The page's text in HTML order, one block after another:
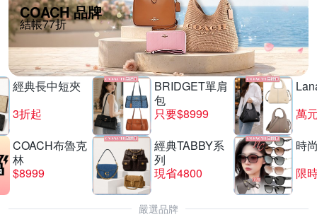
COACH 品牌
結帳77折
經典長中短夾
3折起
BRIDGET單肩
包
只要$8999
萬
COACH布魯克
林
$8999
經典TABBY系
列
現省4800
時
限
嚴選品牌